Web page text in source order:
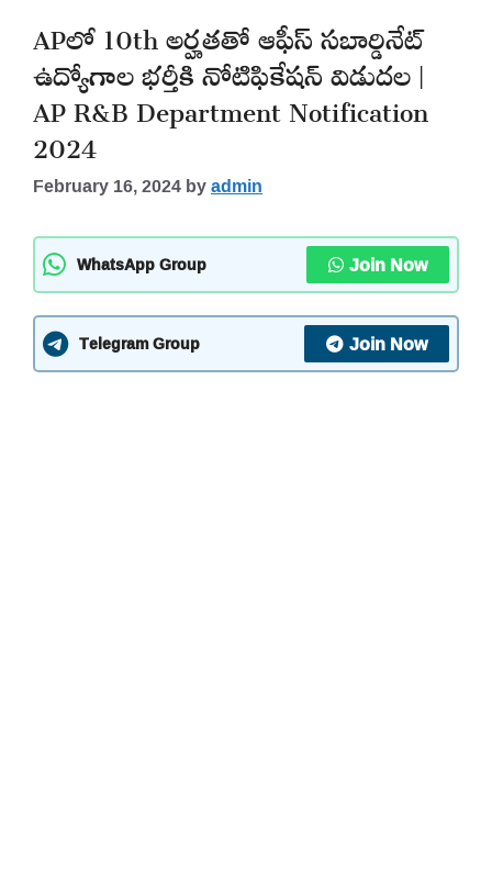
APలో 10th అర్హతతో ఆఫీస్ సబార్డినేట్
ఉద్యోగాల భర్తీకి నోటిఫికేషన్ విడుదల |
AP R&B Department Notification
2024
February 16, 2024byadmin
WhatsApp Group Join Now
Telegram Group Join Now